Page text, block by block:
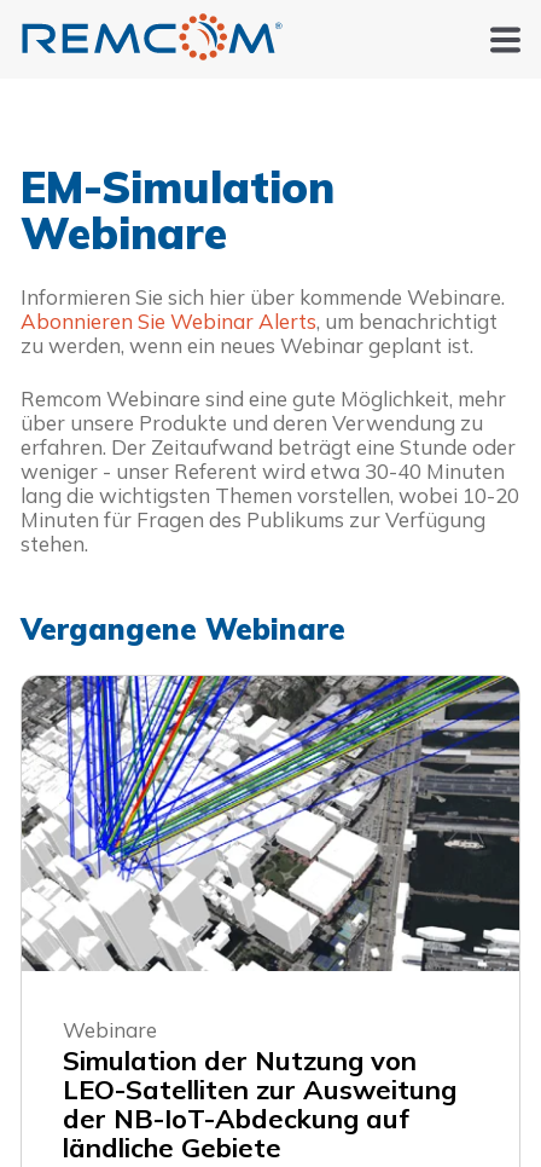
EM-Simulation
Webinare
Informieren Sie sich hier über kommende Webinare.
Abonnieren Sie Webinar Alerts, um benachrichtigt
zu werden, wenn ein neues Webinar geplant ist.
Remcom Webinare sind eine gute Möglichkeit, mehr
über unsere Produkte und deren Verwendung zu
erfahren. Der Zeitaufwand beträgt eine Stunde oder
weniger - unser Referent wird etwa 30-40 Minuten
lang die wichtigsten Themen vorstellen, wobei 10-20
Minuten für Fragen des Publikums zur Verfügung
stehen.
Vergangene Webinare
Webinare
Simulation der Nutzung von
LEO-Satelliten zur Ausweitung
der NB-IoT-Abdeckung auf
ländliche Gebiete